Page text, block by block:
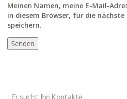
Meinen Namen, meine E-Mail-
in diesem Browser, für die
speichern.